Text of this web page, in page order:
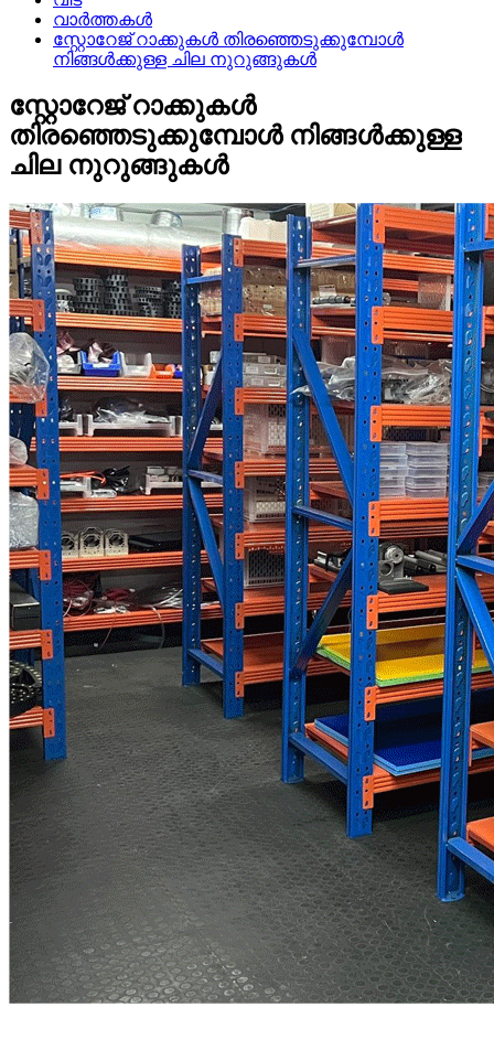
വാർത്തകൾ
സ്റ്റോറേജ് റാക്കുകൾ തിരഞ്ഞെടുക്കുമ്പോൾ
നിങ്ങൾക്കുള്ള ചില നുറുങ്ങുകൾ
സ്റ്റോറേജ് റാക്കുകൾ
തിരഞ്ഞെടുക്കുമ്പോൾ നിങ്ങൾക്കുള്ള
ചില നുറുങ്ങുകൾ